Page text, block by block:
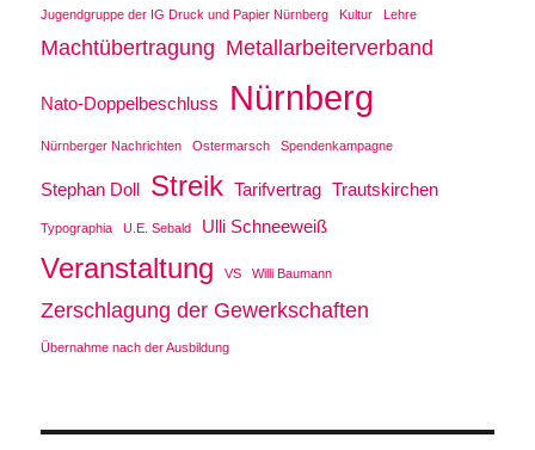
Jugendgruppe der IG Druck und Papier Nürnberg Kultur Lehre
Machtübertragung Metallarbeiterverband
Nato-Doppelbeschluss Nürnberg
Nürnberger Nachrichten Ostermarsch Spendenkampagne
Stephan Doll Streik Tarifvertrag Trautskirchen
Typographia U.E. Sebald Ulli Schneeweiß
Veranstaltung VS Willi Baumann
Zerschlagung der Gewerkschaften
Übernahme nach der Ausbildung